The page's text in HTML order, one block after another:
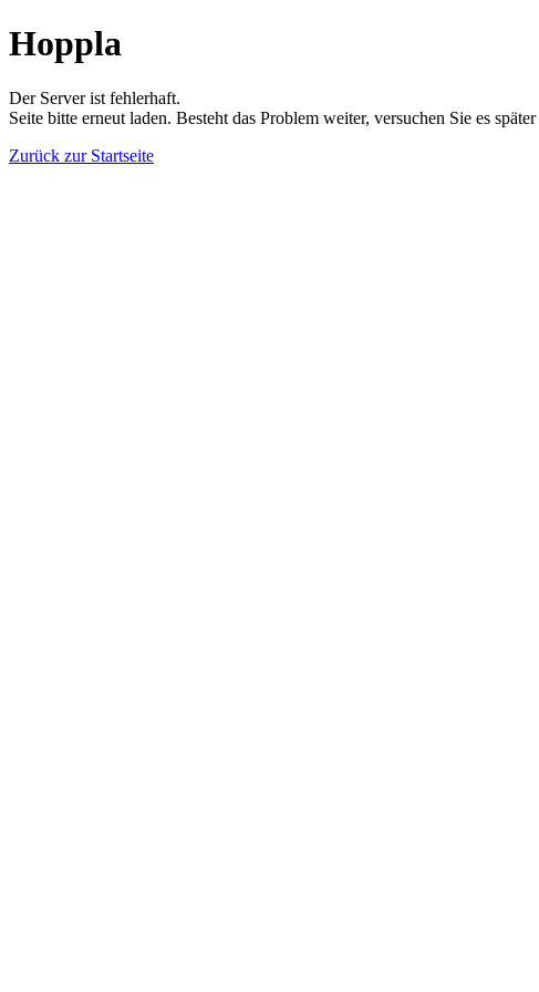
Hoppla
Der Server ist fehlerhaft.
Seite bitte erneut laden. Besteht das Problem weiter, versuchen Sie es
Zurück zur Startseite